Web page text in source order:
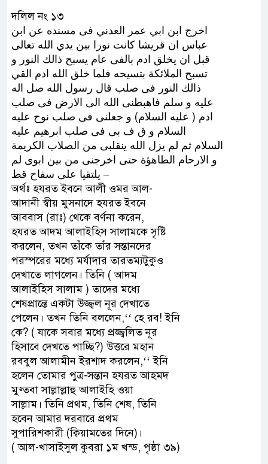
দলিল নং ১৩
ﺍﺧﺮﺝ ﺍﺑﻦ ﺍﺑﻲ ﻋﻤﺮ ﺍﻟﻌﺪﻧﻲ ﻓﻰ ﻣﺴﻨﺪﻩ ﻋﻦ ﺍﺑﻦ
ﻋﺒﺎﺱ ﺍﻥ ﻗﺮﻳﺸﺎ ﻛﺎﻧﺖ ﻧﻮﺭﺍ ﺑﻴﻦ ﻳﺪﻱ ﺍﻟﻠﻪ ﺗﻌﺎﻟﻰ
ﻗﺒﻞ ﺍﻥ ﻳﺨﻠﻖ ﺍﺩﻡ ﺑﺎﻟﻔﻰ ﻋﺎﻡ ﻳﺴﺒﺢ ﺫﺍﻟﻚ ﺍﻟﻨﻮﺭ ﻭ
ﺗﺴﺒﺢ ﺍﻟﻤﻼﺋﻜﺔ ﺑﺘﺴﻴﺤﻪ ﻓﻠﻤﺎ ﺧﻠﻖ ﺍﻟﻠﻪ ﺍﺩﻡ ﺍﻟﻘﻲ
ﺫﺍﻟﻚ ﺍﻟﻨﻮﺭ ﻓﻰ ﺻﻠﺐ ﻗﺎﻝ ﺭﺳﻮﻝ ﺍﻟﻠﻪ ﺻﻞ ﺍﻟﻪ
ﻋﻠﻴﻪ ﻭ ﺳﻠﻢ ﻓﺎﻫﺒﻄﻨﻰ ﺍﻟﻠﻪ ﺍﻟﻰ ﺍﻻﺭﺽ ﻓﻰ ﺻﻠﺐ
ﺍﺩﻡ ‏( ﻋﻠﻴﻪ ﺍﻟﺴﻼﻡ‏) ﻭ ﺟﻌﻠﻨﻰ ﻓﻰ ﺻﻠﺐ ﻧﻮﺡ ﻋﻠﻴﻪ
ﺍﻟﺴﻼﻡ ﻭ ﻕ ﻑ ﺑﻰ ﻓﻰ ﺻﻠﺐ ﺍﺑﺮﻫﻴﻢ ﻋﻠﻴﻪ
ﺍﻟﺴﻼﻡ ﺛﻢ ﻟﻢ ﻳﺰﻝ ﺍﻟﻠﻪ ﻳﻨﻘﻠﺒﻰ ﻣﻦ ﺍﻟﺼﻼﺏ ﺍﻟﻜﺮﻳﻤﺔ
ﻭ ﺍﻻﺭﺣﺎﻡ ﺍﻟﻄﺎﻫﺆﺓ ﺣﺘﻰ ﺍﺧﺮﺟﻨﻰ ﻣﻦ ﺑﻴﻦ ﺍﺑﻮﻯ ﻟﻢ
ﻳﻠﺘﻘﻴﺎ ﻋﻠﻰ ﺳﻔﺎﺡ ﻗﻂ –
অর্থঃ হযরত ইবনে আলী ওমর আল-
আদানী স্বীয় মুসনাদে হযরত ইবনে
আববাস (রাঃ) থেকে বর্ণনা করেন,
হযরত আদম আলাইহিস সালামকে সৃষ্টি
করলেন, তখন তাঁকে তাঁর সন্তানদের
পরস্পরের মধ্যে মর্যাদার তারতম্যটুকুও
দেখাতে লাগলেন। তিনি ( আদম
আলাইহিস সালাম ) তাদের মধ্যে
শেষপ্রান্তে একটা উজ্জ্বল নূর দেখাতে
পেলেন। তখন তিনি বললেন,‘‘ হে রব! ইনি
কে? ( যাকে সবার মধ্যে প্রজ্জ্বলিত নূর
হিসাবে দেখতে পাচ্ছি?) উত্তরে মহান
রববুল আলামীন ইরশাদ করলেন,‘‘ ইনি
হলেন তোমার পুত্র-সন্তান হযরত আহমদ
মুজ্তবা সাল্লাল্লাহু আলাইহি ওয়া
সাল্লাম। তিনি প্রথম, তিনি শেষ, তিনি
হবেন আমার দরবারে প্রথম
সুপারিশকারী (ক্বিয়ামতের দিনে)।
( আল-খাসাইসুল কুবরা ১ম খন্ড, পৃষ্ঠা ৩৯)